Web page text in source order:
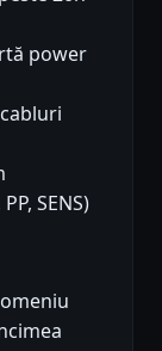
power
SENS)